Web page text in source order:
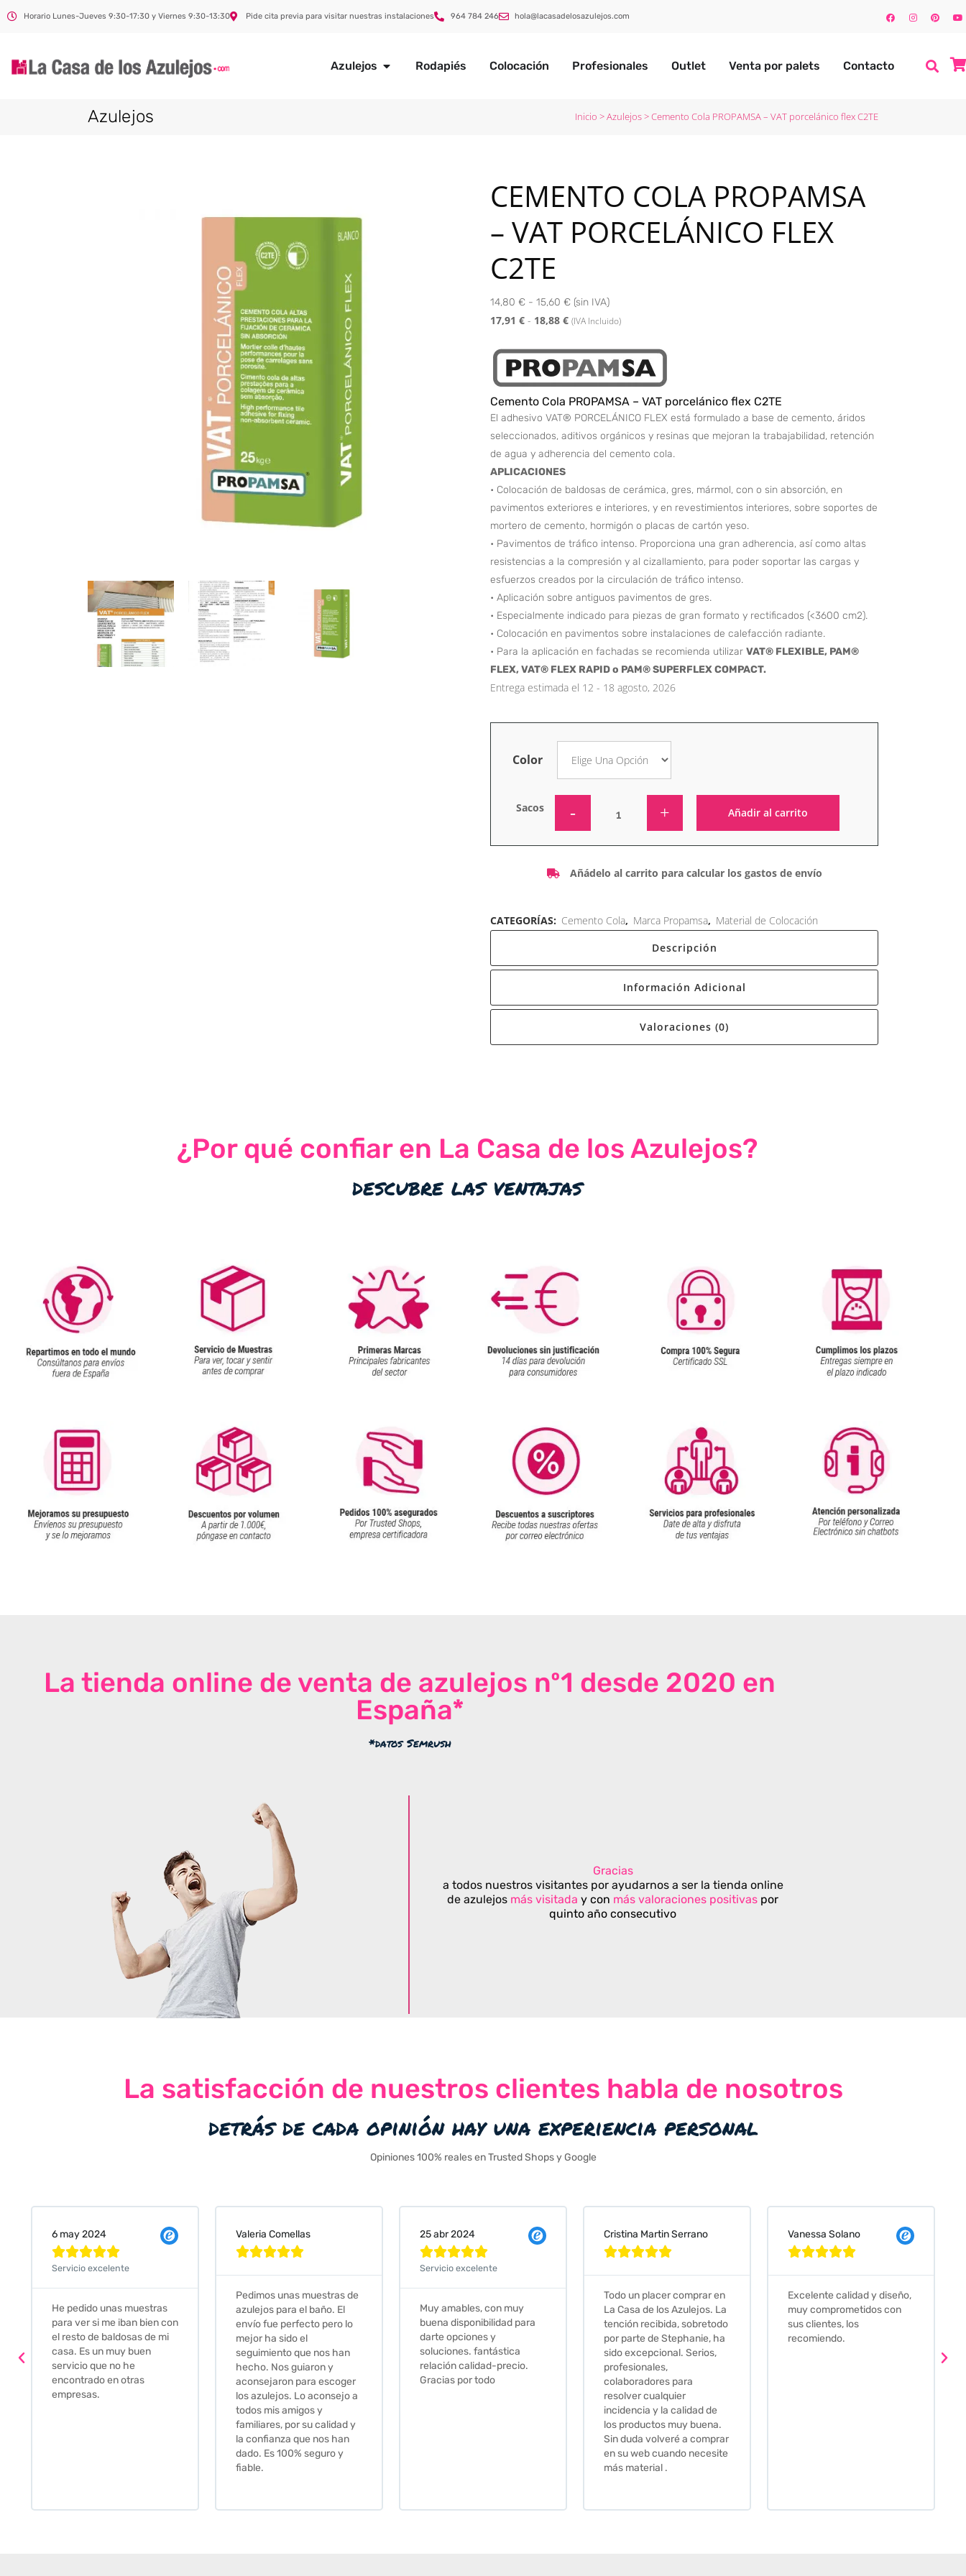
Horario Lunes-Jueves 9:30-17:30 y Viernes 9:30-13:30 Pide cita previa para visitar nuestras instalaciones 964 784 246 hola@lacasadelosazulejos.com
Azulejos Rodapiés Colocación Profesionales Outlet Venta por palets Contacto
Azulejos Inicio >Azulejos>Cemento Cola PROPAMSA – VAT porcelánico flex C2TE
CEMENTO COLA PROPAMSA
– VAT PORCELÁNICO FLEX
C2TE
14,80 € - 15,60 € (sin IVA)
17,91 € - 18,88 € (IVA Incluido)
Cemento Cola PROPAMSA – VAT porcelánico flex C2TE
El adhesivo VAT® PORCELÁNICO FLEX está formulado a base de cemento, áridos
seleccionados, aditivos orgánicos y resinas que mejoran la trabajabilidad, retención
de agua y adherencia del cemento cola.
APLICACIONES
• Colocación de baldosas de cerámica, gres, mármol, con o sin absorción, en
pavimentos exteriores e interiores, y en revestimientos interiores, sobre soportes de
mortero de cemento, hormigón o placas de cartón yeso.
• Pavimentos de tráfico intenso. Proporciona una gran adherencia, así como altas
resistencias a la compresión y al cizallamiento, para poder soportar las cargas y
esfuerzos creados por la circulación de tráfico intenso.
• Aplicación sobre antiguos pavimentos de gres.
• Especialmente indicado para piezas de gran formato y rectificados (<3600 cm2).
• Colocación en pavimentos sobre instalaciones de calefacción radiante.
• Para la aplicación en fachadas se recomienda utilizar VAT® FLEXIBLE, PAM®
FLEX, VAT® FLEX RAPID o PAM® SUPERFLEX COMPACT.
Entrega estimada el 12 - 18 agosto, 2026
Color
Sacos
Añadir al carrito
Añádelo al carrito para calcular los gastos de envío
CATEGORÍAS: Cemento Cola, Marca Propamsa, Material de Colocación
Descripción
Información Adicional
Valoraciones (0)
¿Por qué confiar en La Casa de los Azulejos?
descubre las ventajas
La tienda online de venta de azulejos nº1 desde 2020 en
España*
*datos Semrush
Gracias
a todos nuestros visitantes por ayudarnos a ser la tienda online
de azulejos más visitada y con más valoraciones positivas por
quinto año consecutivo
La satisfacción de nuestros clientes habla de nosotros
detrás de cada opinión hay una experiencia personal
Opiniones 100% reales en Trusted Shops y Google
Valeria Comellas

azulejos para el baño. El
envío fue perfecto pero lo
mejor ha sido el
seguimiento que nos han
hecho. Nos guiaron y
aconsejaron para escoger
los azulejos. Lo aconsejo a
25 abr 2024

Muy amables, con muy
buena disponibilidad para
darte opciones y
soluciones. fantástica
relación calidad-precio.
Gracias por todo
Cristina Martin Serrano

La Casa de los Azulejos. La
tención recibida, sobretodo
por parte de Stephanie, ha
sido excepcional. Serios,
profesionales,
colaboradores para
Vanessa Solano

Excelente calidad y diseño,
muy comprometidos con
sus clientes, los
recomiendo.
Judit Bonet Pardell

Que decir, si teneis que
comprar alguna baldosa
este és el sitio indicado! Yo
pedi una muestra y me